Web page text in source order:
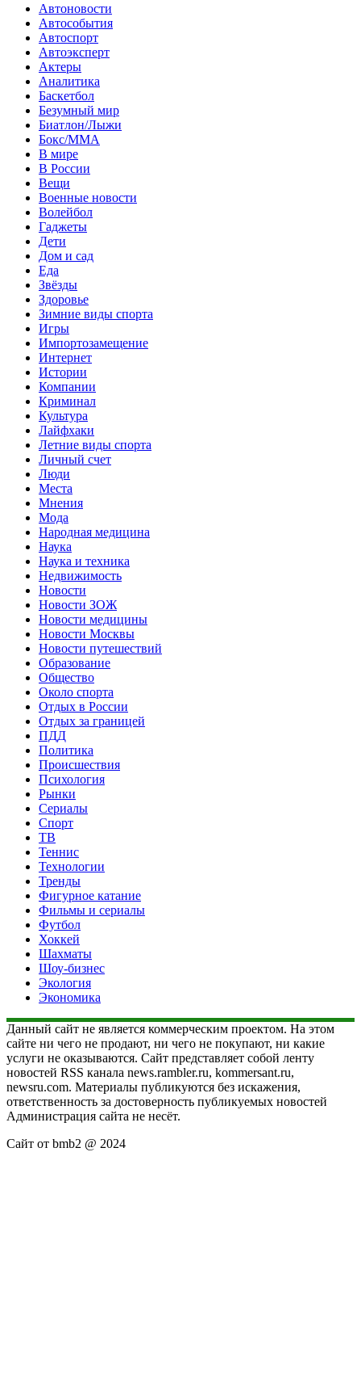
Автоновости
Автособытия
Автоспорт
Автоэксперт
Актеры
Аналитика
Баскетбол
Безумный мир
Биатлон/Лыжи
Бокс/MMA
В мире
В России
Вещи
Военные новости
Волейбол
Гаджеты
Дети
Дом и сад
Еда
Звёзды
Здоровье
Зимние виды спорта
Игры
Импортозамещение
Интернет
Истории
Компании
Криминал
Культура
Лайфхаки
Летние виды спорта
Личный счет
Люди
Места
Мнения
Мода
Народная медицина
Наука
Наука и техника
Недвижимость
Новости
Новости ЗОЖ
Новости медицины
Новости Москвы
Новости путешествий
Образование
Общество
Около спорта
Отдых в России
Отдых за границей
ПДД
Политика
Происшествия
Психология
Рынки
Сериалы
Спорт
ТВ
Теннис
Технологии
Тренды
Фигурное катание
Фильмы и сериалы
Футбол
Хоккей
Шахматы
Шоу-бизнес
Экология
Экономика
Данный сайт не является коммерческим проектом. На этом
сайте ни чего не продают, ни чего не покупают, ни какие
услуги не оказываются. Сайт представляет собой ленту
новостей RSS канала news.rambler.ru, kommersant.ru,
newsru.com. Материалы публикуются без искажения,
ответственность за достоверность публикуемых новостей
Администрация сайта не несёт.
Сайт от bmb2 @ 2024